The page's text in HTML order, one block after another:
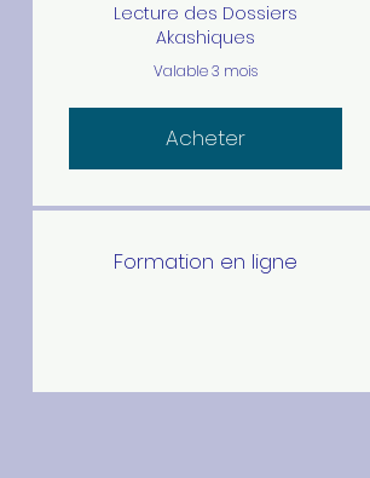
Lecture des Dossiers
Akashiques
Valable 3 mois
Acheter
Formation en ligne